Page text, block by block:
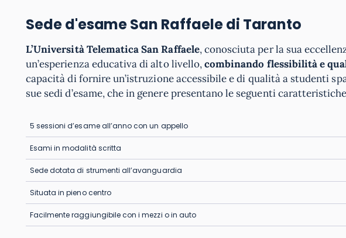
Sede d'esame San Raffaele di Taranto
L’Università Telematica San Raffaele, conosciuta per la sua
un’esperienza educativa di alto livello,combinando flessibilità e
capacità di fornire un’istruzione accessibile e di qualità a studenti
sue sedi d’esame, che in genere presentano le seguenti
5 sessioni d’esame all’anno con un appello
Esami in modalità scritta
Sede dotata di strumenti all’avanguardia
Situata in pieno centro
Facilmente raggiungibile con i mezzi o in auto